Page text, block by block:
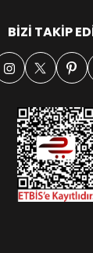
BIZI TAKIP